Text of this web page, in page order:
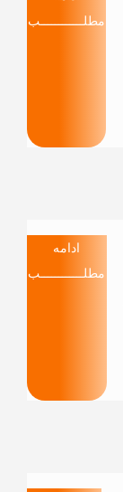
مطلــــــــــــب
ادامه
مطلــــــــــــب